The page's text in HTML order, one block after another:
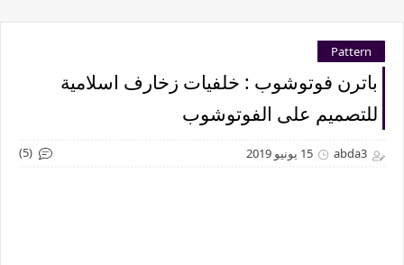
Pattern
باترن فوتوشوب : خلفيات زخارف اسلامية
للتصميم على الفوتوشوب
abda3 15 يونيو 2019 (5)